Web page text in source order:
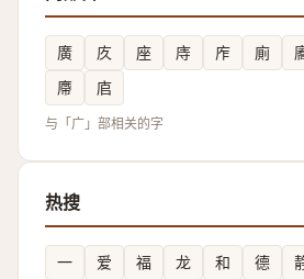
廣 㡱 座 庤 㡸 廁
廗
㢂
与「广」部相关的字
热搜
一 爱 福 龙 和 德